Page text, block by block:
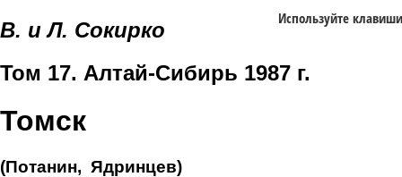
В. и Л. Сокирко
Том 17. Алтай-Сибирь 1987 г.
Томск
(Потанин, Ядринцев)
Используйте